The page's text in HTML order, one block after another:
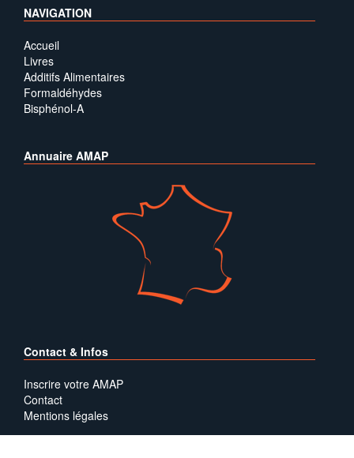
NAVIGATION
Accueil
Livres
Additifs Alimentaires
Formaldéhydes
Bisphénol-A
Annuaire AMAP
Contact & Infos
Inscrire votre AMAP
Contact
Mentions légales